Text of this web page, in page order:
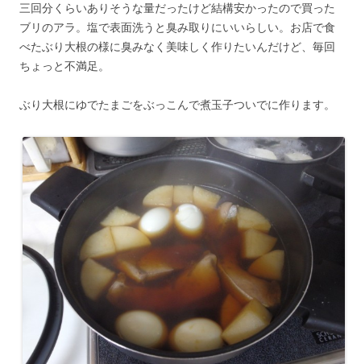
三回分くらいありそうな量だったけど結構安かったので買った
ブリのアラ。塩で表面洗うと臭み取りにいいらしい。お店で食
べたぶり大根の様に臭みなく美味しく作りたいんだけど、毎回
ちょっと不満足。
ぶり大根にゆでたまごをぶっこんで煮玉子ついでに作ります。